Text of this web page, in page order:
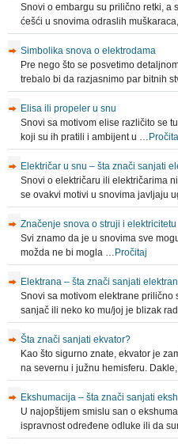
Snovi o embargu su prilično retki, a
ćešći u snovima odraslih
Simbolika snova o elektrodama
Pre nego što se posvetimo
trebalo bi da razjasnimo par bitnih
Elisa ili propeler u snu
Snovi sa motivom elise različito se
koji su ih pratili i ambijent u …
Električar u snu – šta znači sanjati
Snovi o električaru ili električarima
se ovakvi motivi u snovima javljaju
Značenje snova o struji i elektricitetu
Svi znamo da je u snovima sve
možda ne bi mogla … Pročitaj
Elektrana – šta znači sanjati
Snovi sa motivom elektrane prilično
sanjač ili neko ko mu/joj je blizak
Šta znači sanjati ekvator?
Kao što sigurno znate, ekvator je
na severnu i južnu hemisferu. Dakle,
Ekshumacija – šta znači sanjati
U najopštijem smislu san o
ispravnost određene odluke ili da